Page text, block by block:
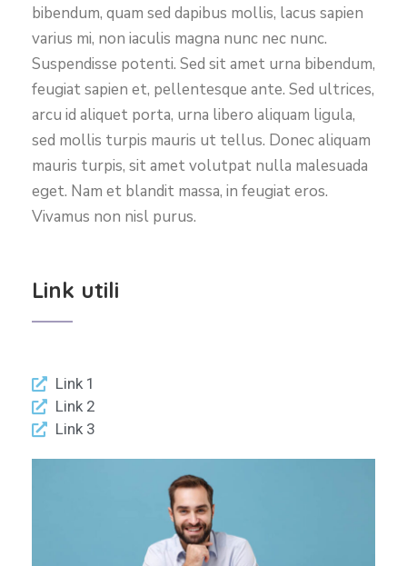
bibendum, quam sed dapibus mollis, lacus sapien
varius mi, non iaculis magna nunc nec nunc.
Suspendisse potenti. Sed sit amet urna bibendum,
feugiat sapien et, pellentesque ante. Sed ultrices,
arcu id aliquet porta, urna libero aliquam ligula,
sed mollis turpis mauris ut tellus. Donec aliquam
mauris turpis, sit amet volutpat nulla malesuada
eget. Nam et blandit massa, in feugiat eros.
Vivamus non nisl purus.
Link utili
Link 1
Link 2
Link 3